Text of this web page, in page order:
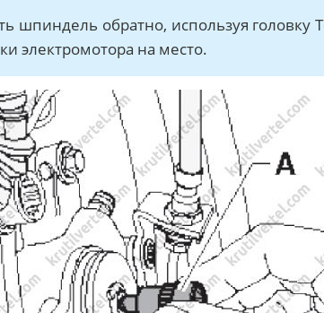
шпиндель обратно, используя головку
электромотора на место.